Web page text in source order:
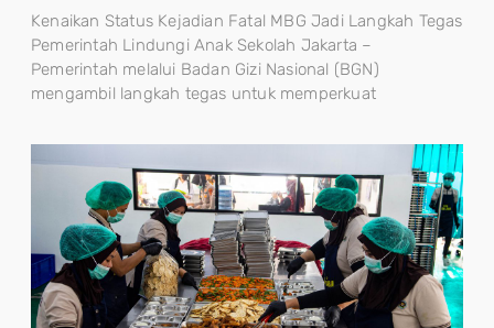
Kenaikan Status Kejadian Fatal MBG Jadi Langkah Tegas
Pemerintah Lindungi Anak Sekolah Jakarta –
Pemerintah melalui Badan Gizi Nasional (BGN)
mengambil langkah tegas untuk memperkuat